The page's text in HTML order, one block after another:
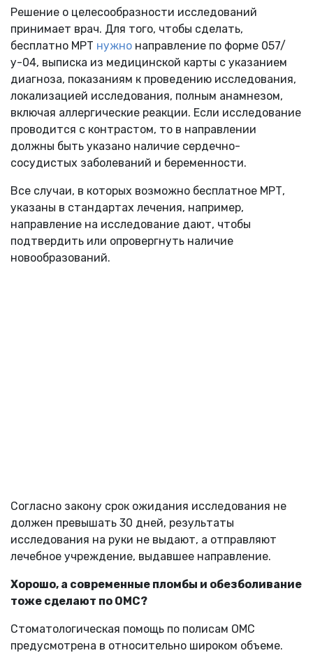
Решение о целесообразности исследований
принимает врач. Для того, чтобы сделать,
бесплатно МРТ нужно направление по форме 057/
у-04, выписка из медицинской карты с указанием
диагноза, показаниям к проведению исследования,
локализацией исследования, полным анамнезом,
включая аллергические реакции. Если исследование
проводится с контрастом, то в направлении
должны быть указано наличие сердечно-
сосудистых заболеваний и беременности.
Все случаи, в которых возможно бесплатное МРТ,
указаны в стандартах лечения, например,
направление на исследование дают, чтобы
подтвердить или опровергнуть наличие
новообразований.
Согласно закону срок ожидания исследования не
должен превышать 30 дней, результаты
исследования на руки не выдают, а отправляют
лечебное учреждение, выдавшее направление.
Хорошо, а современные пломбы и обезболивание
тоже сделают по ОМС?
Стоматологическая помощь по полисам ОМС
предусмотрена в относительно широком объеме.